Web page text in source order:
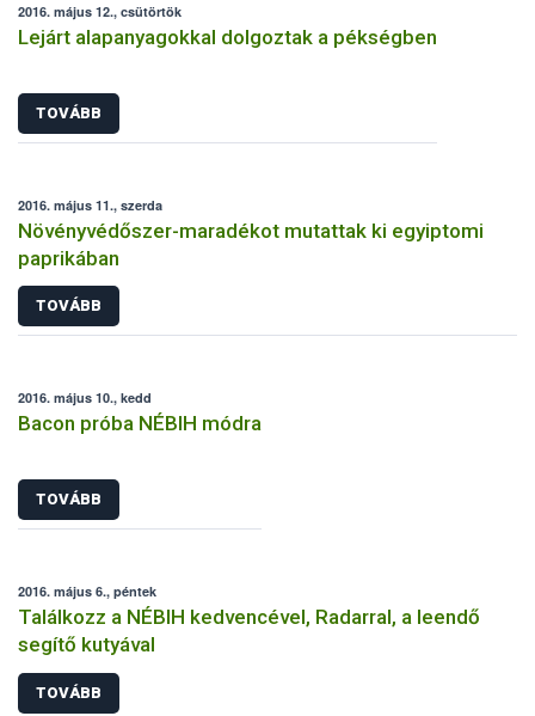
2016. május 12., csütörtök
Lejárt alapanyagokkal dolgoztak a pékségben
TOVÁBB
2016. május 11., szerda
Növényvédőszer-maradékot mutattak ki egyiptomi
paprikában
TOVÁBB
2016. május 10., kedd
Bacon próba NÉBIH módra
TOVÁBB
2016. május 6., péntek
Találkozz a NÉBIH kedvencével, Radarral, a leendő
segítő kutyával
TOVÁBB